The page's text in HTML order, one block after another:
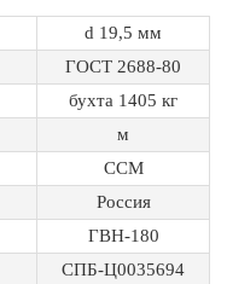
d 19,5 мм
ГОСТ 2688-80
бухта 1405 кг
м
ССМ
Россия
ГВН-180
СПБ-Ц0035694